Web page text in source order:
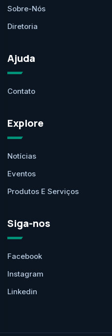
Sobre-Nós
Diretoria
Ajuda
Contato
Explore
Notícias
Eventos
Produtos E Serviços
Siga-nos
Facebook
Instagram
Linkedin